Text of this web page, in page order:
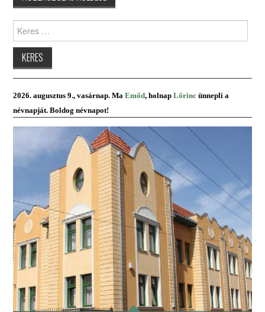
Keres:
2026. augusztus 9., vasárnap. MaEmőd, holnap Lőrinc ünnepli a
névnapját. Boldog névnapot!